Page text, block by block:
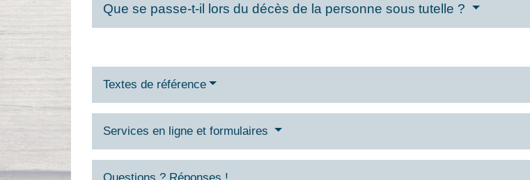
Que se passe-t-il lors du décès de la personne sous tutelle ?
Textes de référence
Services en ligne et formulaires